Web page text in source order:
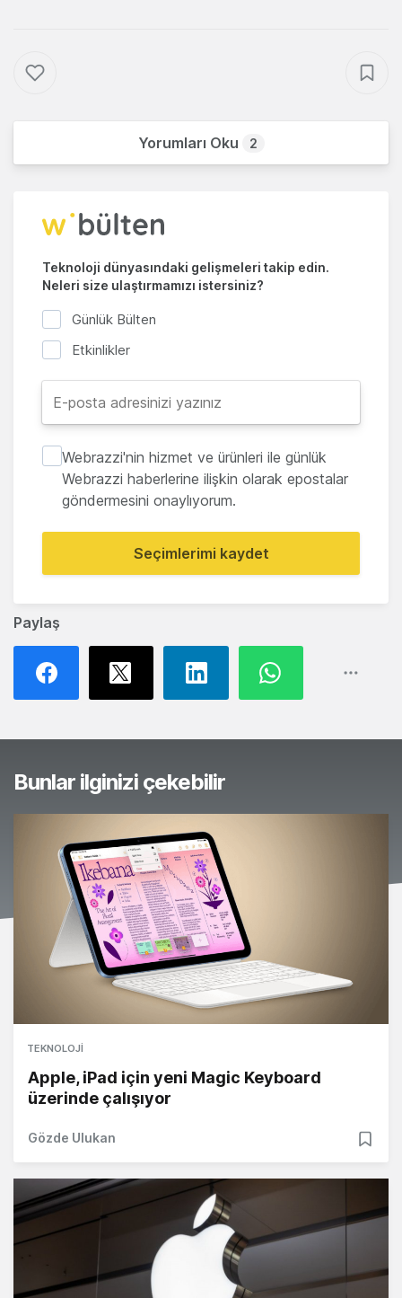
Paylaş
Yorumları Oku 2
Teknoloji dünyasındaki gelişmeleri takip edin.
Neleri size ulaştırmamızı istersiniz?
Günlük Bülten
Etkinlikler
Webrazzi'nin hizmet ve ürünleri ile günlük
Webrazzi haberlerine ilişkin olarak epostalar
göndermesini onaylıyorum.
Seçimlerimi kaydet
Bunlar ilginizi çekebilir
TEKNOLOJI
Apple, iPad için yeni Magic Keyboard
üzerinde çalışıyor
Gözde Ulukan